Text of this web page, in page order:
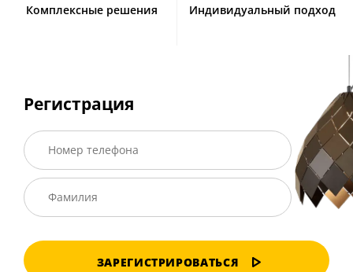
Комплексные решения Индивидуальный подход
Регистрация
ЗАРЕГИСТРИРОВАТЬСЯ